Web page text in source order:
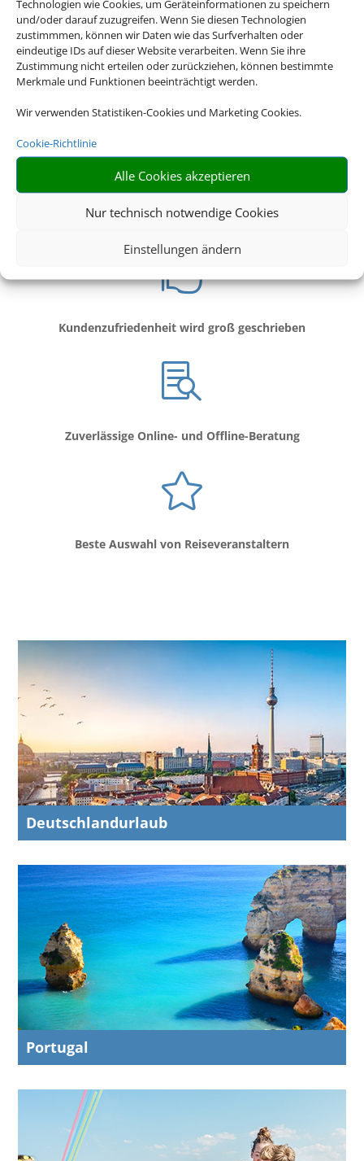
Technologien wie Cookies, um Geräteinformationen zu speichern
und/oder darauf zuzugreifen. Wenn Sie diesen Technologien
zustimmmen, können wir Daten wie das Surfverhalten oder
eindeutige IDs auf dieser Website verarbeiten. Wenn Sie ihre
Zustimmung nicht erteilen oder zurückziehen, können bestimmte
Merkmale und Funktionen beeinträchtigt werden.
Wir verwenden Statistiken-Cookies und Marketing Cookies.
Cookie-Richtlinie
Alle Cookies akzeptieren
Nur technisch notwendige Cookies
Einstellungen ändern
Club Aldiana
Cluburlaub wie Du ihn willst!
Info's hier

Beste Beratung durch professionelle Reiseexperten

Kundenzufriedenheit wird groß geschrieben

Zuverlässige Online- und Offline-Beratung

Beste Auswahl von Reiseveranstaltern
Deutschlandurlaub
Portugal